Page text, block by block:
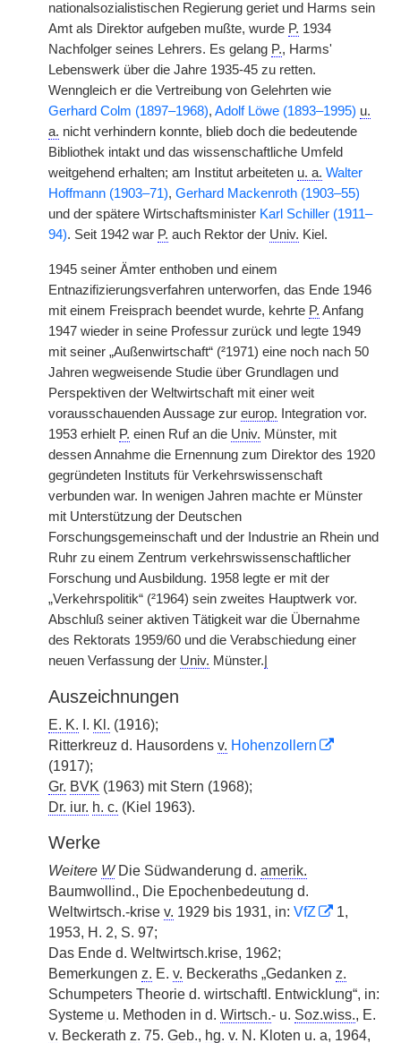
nationalsozialistischen Regierung geriet und Harms sein
Amt als Direktor aufgeben mußte, wurde P. 1934
Nachfolger seines Lehrers. Es gelang P., Harms'
Lebenswerk über die Jahre 1935-45 zu retten.
Wenngleich er die Vertreibung von Gelehrten wie
Gerhard Colm (1897–1968), Adolf Löwe (1893–1995) u.
a. nicht verhindern konnte, blieb doch die bedeutende
Bibliothek intakt und das wissenschaftliche Umfeld
weitgehend erhalten; am Institut arbeiteten u. a. Walter
Hoffmann (1903–71), Gerhard Mackenroth (1903–55)
und der spätere Wirtschaftsminister Karl Schiller (1911–
94). Seit 1942 war P. auch Rektor der Univ. Kiel.
1945 seiner Ämter enthoben und einem
Entnazifizierungsverfahren unterworfen, das Ende 1946
mit einem Freisprach beendet wurde, kehrte P. Anfang
1947 wieder in seine Professur zurück und legte 1949
mit seiner „Außenwirtschaft“ (²1971) eine noch nach 50
Jahren wegweisende Studie über Grundlagen und
Perspektiven der Weltwirtschaft mit einer weit
vorausschauenden Aussage zur europ. Integration vor.
1953 erhielt P. einen Ruf an die Univ. Münster, mit
dessen Annahme die Ernennung zum Direktor des 1920
gegründeten Instituts für Verkehrswissenschaft
verbunden war. In wenigen Jahren machte er Münster
mit Unterstützung der Deutschen
Forschungsgemeinschaft und der Industrie an Rhein und
Ruhr zu einem Zentrum verkehrswissenschaftlicher
Forschung und Ausbildung. 1958 legte er mit der
„Verkehrspolitik“ (²1964) sein zweites Hauptwerk vor.
Abschluß seiner aktiven Tätigkeit war die Übernahme
des Rektorats 1959/60 und die Verabschiedung einer
neuen Verfassung der Univ. Münster.
Auszeichnungen
E. K. I. Kl. (1916);
Ritterkreuz d. Hausordens v. Hohenzollern
(1917);
Gr. BVK (1963) mit Stern (1968);
Dr. iur. h. c. (Kiel 1963).
Werke
Weitere WDie Südwanderung d. amerik.
Baumwollind., Die Epochenbedeutung d.
Weltwirtsch.-krise v. 1929 bis 1931, in: VfZ
1,
1953, H. 2, S. 97;
Das Ende d. Weltwirtsch.krise, 1962;
Bemerkungen z. E. v. Beckeraths „Gedanken z.
Schumpeters Theorie d. wirtschaftl. Entwicklung“, in:
Systeme u. Methoden in d. Wirtsch.- u. Soz.wiss., E.
v. Beckerath z. 75. Geb., hg. v. N. Kloten u. a, 1964,